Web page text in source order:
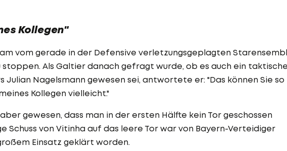
Kollegen"
vom gerade in der Defensive verletzungsgeplagten
stoppen. Als Galtier danach gefragt wurde, ob es auch ein
Julian Nagelsmann gewesen sei, antwortete er: "Das können Sie so
Kollegen vielleicht."
gewesen, dass man in der ersten Hälfte kein Tor geschossen
Schuss von Vitinha auf das leere Tor war von Bayern-Verteidiger
Einsatz geklärt worden.